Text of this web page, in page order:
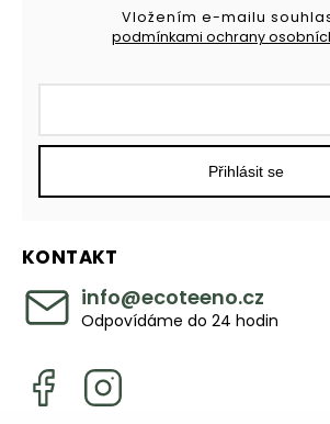
KONTAKT
info@ecoteeno.cz
Odpovídáme do 24 hodin
Vložením e-mailu
podmínkami ochrany
Přihlásit se